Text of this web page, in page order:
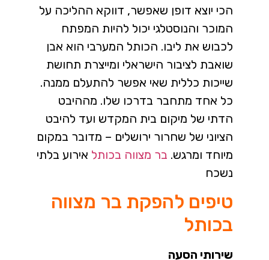
הכי יוצא דופן שאפשר, דווקא ההליכה על
המוכר והנוסטלגי יכול להיות המפתח
לכבוש את ליבו. הכותל המערבי הוא אבן
שואבת לציבור הישראלי ומייצרת תחושת
שייכות כללית שאי אפשר להתעלם ממנה.
כל אחד מתחבר בדרכו שלו. מההיבט
הדתי של מיקום בית המקדש ועד להיבט
הציוני של שחרור ירושלים – מדובר במקום
מיוחד ומרגש. בר מצווה בכותל אירוע בלתי
נשכח
טיפים להפקת בר מצווה
בכותל
שירותי הסעה